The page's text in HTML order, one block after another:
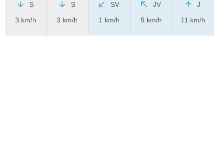
S
3 km/h
S
3 km/h
SV
1 km/h
JV
9 km/h
J
11 km/h